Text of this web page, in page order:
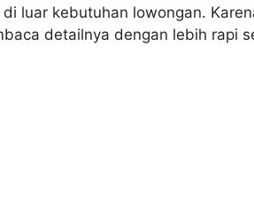
luar kebutuhan lowongan.
detailnya dengan lebih rapi